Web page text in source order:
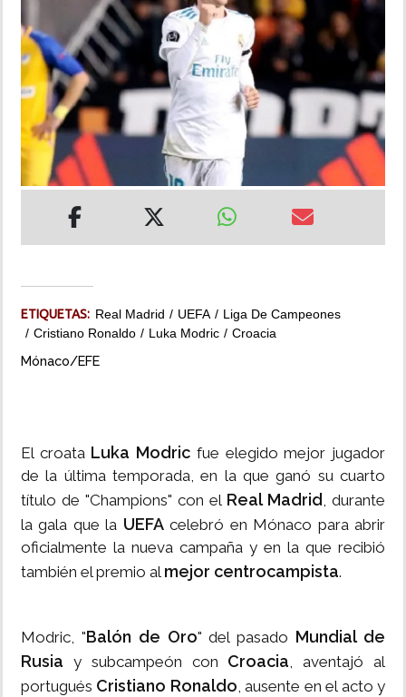
MUNDO
INSÓLITAS
MULTIMEDIA
IMPRESO
ETIQUETAS: Real Madrid UEFA
Liga De Campeones
Cristiano Ronaldo
Luka Modric Croacia
Mónaco/EFE
El croata Luka Modric fue elegido mejor jugador
de la última temporada, en la que ganó su cuarto
título de "Champions" con el Real Madrid , durante
la gala que la UEFAcelebró en Mónaco para abrir
oficialmente la nueva campaña y en la que recibió
también el premio al mejor centrocampista.
Modric, "Balón de Oro" del pasado Mundial de
Rusia y subcampeón con Croacia, aventajó al
portugués Cristiano Ronaldo, ausente en el acto y